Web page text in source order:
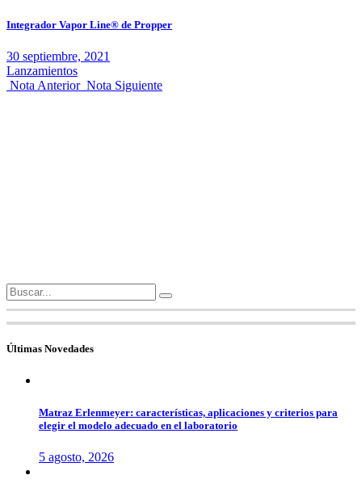
Integrador Vapor Line® de Propper
30 septiembre, 2021
Lanzamientos
Nota Anterior Nota Siguiente
Search
for:
Últimas Novedades
Matraz Erlenmeyer: características, aplicaciones y criterios para
elegir el modelo adecuado en el laboratorio
5 agosto, 2026